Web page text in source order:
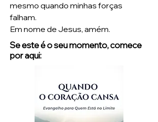
mesmo quando minhas forças
falham.
Em nome de Jesus, amém.
Se este é o seu momento, comece
por aqui: